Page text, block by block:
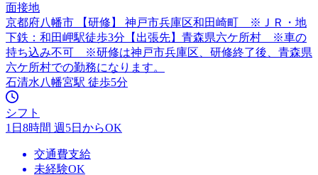
面接地
京都府八幡市 【研修】 神戸市兵庫区和田崎町 ※ＪＲ・地
下鉄：和田岬駅徒歩3分【出張先】青森県六ケ所村 ※車の
持ち込み不可 ※研修は神戸市兵庫区、研修終了後、青森県
六ケ所村での勤務になります。
石清水八幡宮駅 徒歩5分
シフト
1日8時間 週5日からOK
交通費支給
未経験OK